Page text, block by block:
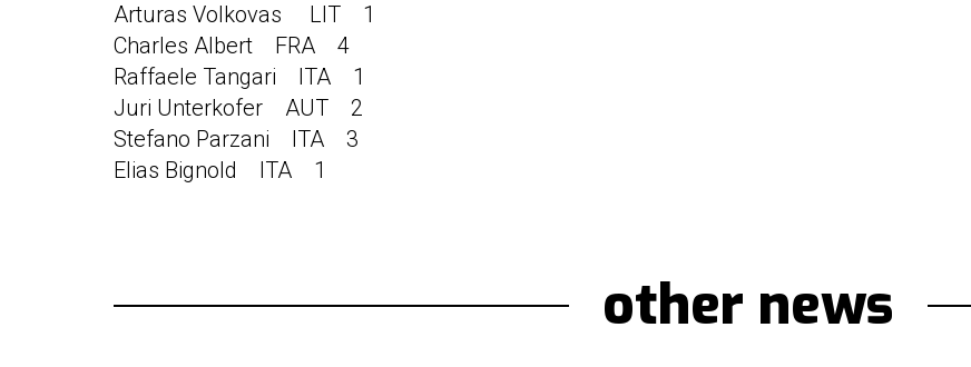
Arturas Volkovas LIT 1
Charles Albert FRA 4
Raffaele Tangari ITA 1
Juri Unterkofer AUT 2
Stefano Parzani ITA 3
Elias Bignold ITA 1
other news